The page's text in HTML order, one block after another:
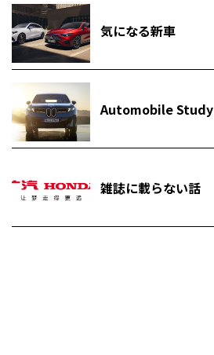
気になる新車
Automobile Study
雑誌に載らない話